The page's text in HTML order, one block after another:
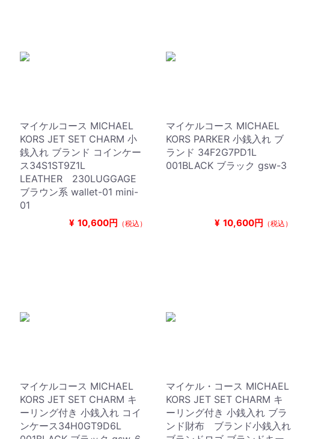
マイケルコース MICHAEL
KORS JET SET CHARM 小
銭入れ ブランド コインケー
ス34S1ST9Z1L
LEATHER 230LUGGAGE
ブラウン系 wallet-01 mini-
01
¥ 10,600円 （税込）
マイケルコース MICHAEL
KORS PARKER 小銭入れ ブ
ランド 34F2G7PD1L
001BLACK ブラック gsw-3
¥ 10,600円 （税込）
マイケルコース MICHAEL
KORS JET SET CHARM キ
ーリング付き 小銭入れ コイ
ンケース34H0GT9D6L
マイケル・コース MICHAEL
KORS JET SET CHARM キ
ーリング付き 小銭入れ ブラ
ンド財布 ブランド小銭入れ